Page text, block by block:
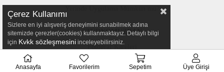
STÜDYOMUZDAN
Fotoğraf Kareleri
Basında Canvastar
Çerez Kullanımı
Sizlere en iyi alışveriş deneyimini sunabilmek adına
sitemizde çerezler(cookies) kullanmaktayız. Detaylı bilgi
için Kvkk sözleşmesini inceleyebilirsiniz.
Anasayfa Favorilerim Sepetim Üye Girişi